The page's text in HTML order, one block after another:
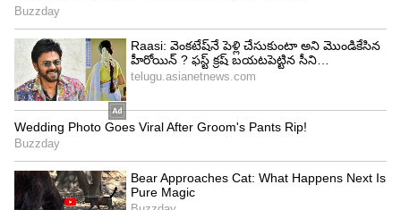
ఇది దిట్ట.
5. క్యారెట్ , బీట్రూట్ జ్యూస్ (Carrot & Beetroot)
ప్రయోజనం: క్యారెట్‌లోని బీటా-కెరోటిన్ చర్మాన్ని
ప్రకాశవంతంగా చేస్తుంది. బీట్రూట్‌లోని ఐరన్ , పొటాషియం
ముఖంపై మొటిమల మచ్చలను తగ్గించడానికి